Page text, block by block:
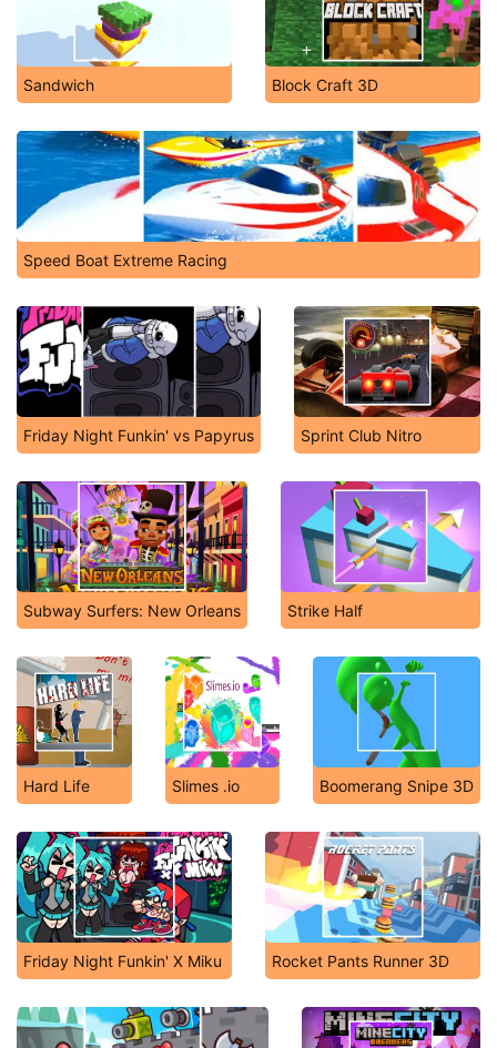
Sandwich Block Craft 3D
Speed Boat Extreme Racing
Friday Night Funkin' vs Papyrus Sprint Club Nitro
Subway Surfers: New Orleans Strike Half
Hard Life Slimes .io Boomerang Snipe 3D
Friday Night Funkin' X Miku Rocket Pants Runner 3D